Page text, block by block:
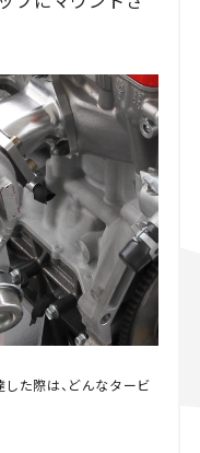
た際は、どんなタービ